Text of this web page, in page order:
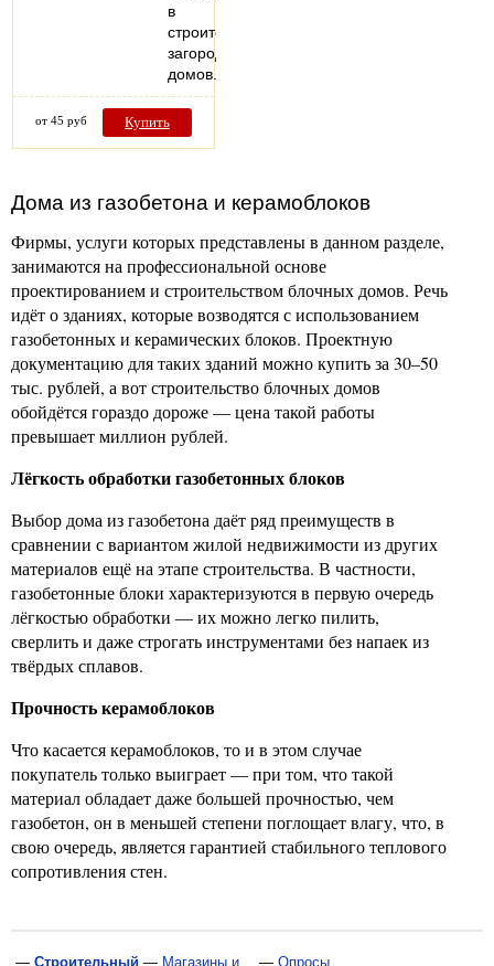
в
строительстве
загородных
домов.
от 45 руб Купить
Дома из газобетона и керамоблоков
Фирмы, услуги которых представлены в данном разделе,
занимаются на профессиональной основе
проектированием и строительством блочных домов. Речь
идёт о зданиях, которые возводятся с использованием
газобетонных и керамических блоков. Проектную
документацию для таких зданий можно купить за 30­–50
тыс. рублей, а вот строительство блочных домов
обойдётся гораздо дороже — цена такой работы
превышает миллион рублей.
Лёгкость обработки газобетонных блоков
Выбор дома из газобетона даёт ряд преимуществ в
сравнении с вариантом жилой недвижимости из других
материалов ещё на этапе строительства. В частности,
газобетонные блоки характеризуются в первую очередь
лёгкостью обработки — их можно легко пилить,
сверлить и даже строгать инструментами без напаек из
твёрдых сплавов.
Прочность керамоблоков
Что касается керамоблоков, то и в этом случае
покупатель только выиграет — при том, что такой
материал обладает даже большей прочностью, чем
газобетон, он в меньшей степени поглощает влагу, что, в
свою очередь, является гарантией стабильного теплового
сопротивления стен.
— Строительный — Магазины и — Опросы